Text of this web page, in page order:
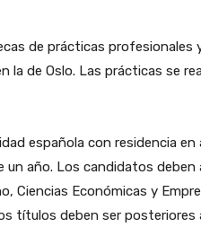
de prácticas profesionales
la de Oslo. Las prácticas se
española con residencia en
año. Los candidatos deben
Ciencias Económicas y
títulos deben ser posteriores